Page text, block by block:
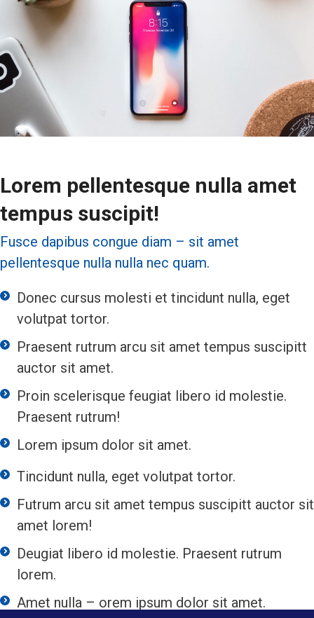
Lorem pellentesque nulla amet
tempus suscipit!
Fusce dapibus congue diam – sit amet
pellentesque nulla nulla nec quam.
Donec cursus molesti et tincidunt nulla, eget
volutpat tortor.
Praesent rutrum arcu sit amet tempus suscipitt
auctor sit amet.
Proin scelerisque feugiat libero id molestie.
Praesent rutrum!
Lorem ipsum dolor sit amet.
Tincidunt nulla, eget volutpat tortor.
Futrum arcu sit amet tempus suscipitt auctor sit
amet lorem!
Deugiat libero id molestie. Praesent rutrum
lorem.
Amet nulla – orem ipsum dolor sit amet.